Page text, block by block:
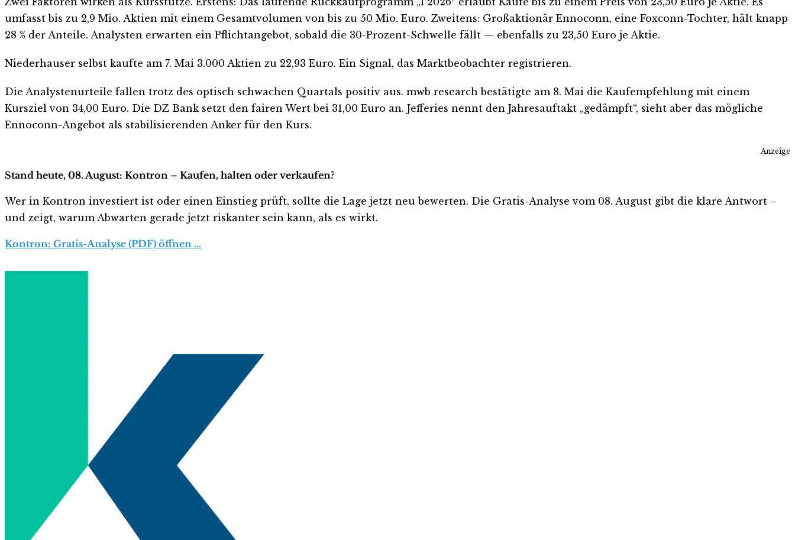
umfasst bis zu 2,9 Mio. Aktien mit einem Gesamtvolumen von bis zu 50 Mio. Euro. Zweitens: Großaktionär Ennoconn, eine Foxconn-Tochter, hält knapp
28 % der Anteile. Analysten erwarten ein Pflichtangebot, sobald die 30-Prozent-Schwelle fällt — ebenfalls zu 23,50 Euro je Aktie.
Niederhauser selbst kaufte am 7. Mai 3.000 Aktien zu 22,93 Euro. Ein Signal, das Marktbeobachter registrieren.
Die Analystenurteile fallen trotz des optisch schwachen Quartals positiv aus. mwb research bestätigte am 8. Mai die Kaufempfehlung mit einem
Kursziel von 34,00 Euro. Die DZ Bank setzt den fairen Wert bei 31,00 Euro an. Jefferies nennt den Jahresauftakt „gedämpft“, sieht aber das mögliche
Ennoconn-Angebot als stabilisierenden Anker für den Kurs.
Anzeige
Stand heute, 08. August: Kontron – Kaufen, halten oder verkaufen?
Wer in Kontron investiert ist oder einen Einstieg prüft, sollte die Lage jetzt neu bewerten. Die Gratis-Analyse vom 08. August gibt die klare Antwort –
und zeigt, warum Abwarten gerade jetzt riskanter sein kann, als es wirkt.
Kontron: Gratis-Analyse (PDF) öffnen …